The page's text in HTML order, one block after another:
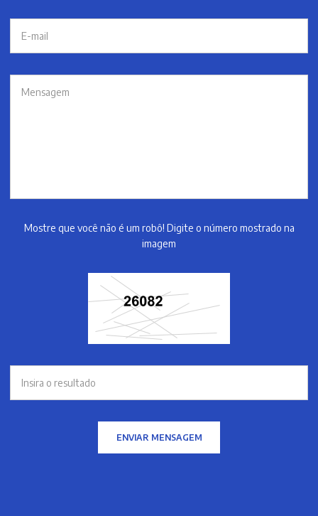
Mostre que você não é um robô! Digite o número mostrado na
imagem
ENVIAR MENSAGEM